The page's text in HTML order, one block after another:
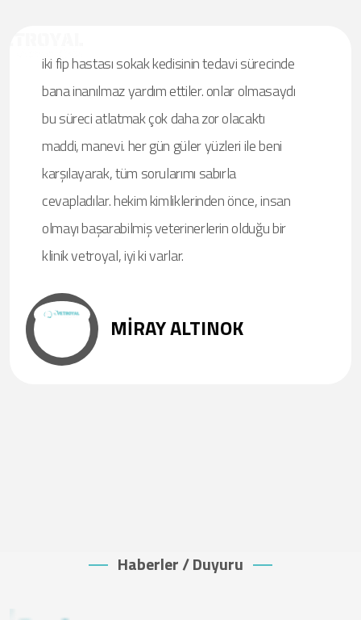
iki fip hastası sokak kedisinin tedavi sürecinde
bana inanılmaz yardım ettiler. onlar olmasaydı
bu süreci atlatmak çok daha zor olacaktı
maddi, manevi. her gün güler yüzleri ile beni
karşılayarak, tüm sorularımı sabırla
cevapladılar. hekim kimliklerinden önce, insan
olmayı başarabilmiş veterinerlerin olduğu bir
klinik vetroyal, iyi ki varlar.
MİRAY ALTINOK
Haberler / Duyuru